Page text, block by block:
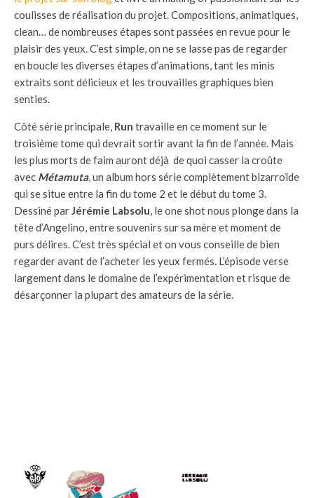
coulisses de réalisation du projet. Compositions, animatiques,
clean… de nombreuses étapes sont passées en revue pour le
plaisir des yeux. C’est simple, on ne se lasse pas de regarder
en boucle les diverses étapes d’animations, tant les minis
extraits sont délicieux et les trouvailles graphiques bien
senties.
Côté série principale, Run travaille en ce moment sur le
troisième tome qui devrait sortir avant la fin de l’année. Mais
les plus morts de faim auront déjà de quoi casser la croûte
avec Métamuta, un album hors série complètement bizarroïde
qui se situe entre la fin du tome 2 et le début du tome 3.
Dessiné par Jérémie Labsolu , le one shot nous plonge dans la
tête d’Angelino, entre souvenirs sur sa mère et moment de
purs délires. C’est très spécial et on vous conseille de bien
regarder avant de l’acheter les yeux fermés. L’épisode verse
largement dans le domaine de l’expérimentation et risque de
désarçonner la plupart des amateurs de la série.